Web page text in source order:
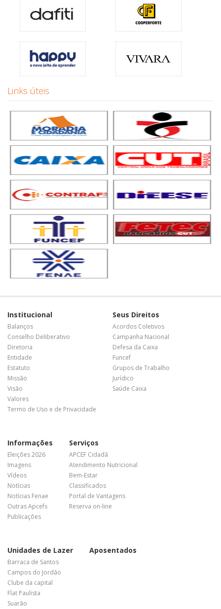
Links úteis
Institucional
Balanços
Conselho Deliberativo
Diretoria
Entidade
Estatuto
Missão
Visão
Valores
Termo de Uso e de Privacidade
Seus Direitos
Acordos Coletivos
Campanha Nacional
Defesa da Caixa
Funcef
Grupos de Trabalho
Jurídico
Saúde Caixa
Informações
Eleições 2026
Imagens
Vídeos
Notícias
Notícias Fenae
Outras Apcefs
Publicações
Serviços
APCEF Cidadã
Atendimento Nutricional
Bem-Estar
Classificados
Portal de Vantagens
Reserva on-line
Unidades de Lazer
Barraca de Santos
Campos do Jordão
Clube da capital
Flat Paulista
Suarão
Aposentados